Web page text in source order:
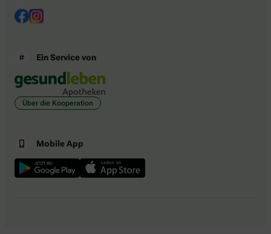
Ein Service von
Über die Kooperation
Mobile App